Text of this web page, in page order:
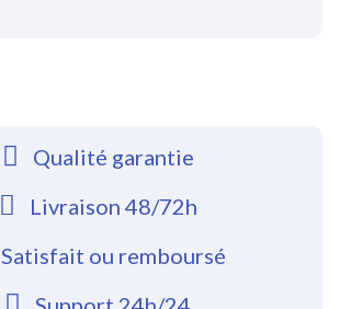
Qualité garantie
Livraison 48/72h
Satisfait ou remboursé